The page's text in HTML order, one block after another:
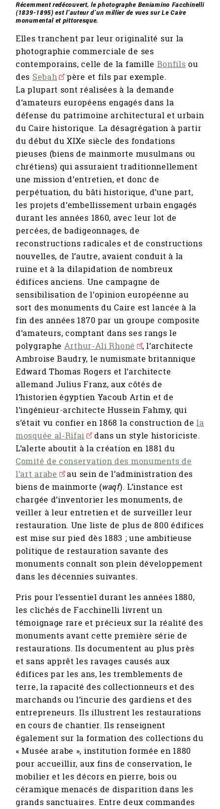
Récemment redécouvert, le photographe Beniamino Facchinelli
(1839-1895) est l’auteur d’un millier de vues sur Le Caire
monumental et pittoresque.
Elles tranchent par leur originalité sur la
photographie commerciale de ses
contemporains, celle de la famille Bonfils ou
des Sebah
père et fils par exemple.
La plupart sont réalisées à la demande
d’amateurs européens engagés dans la
défense du patrimoine architectural et urbain
du Caire historique. La désagrégation à partir
du début du XIXe siècle des fondations
pieuses (biens de mainmorte musulmans ou
chrétiens) qui assuraient traditionnellement
une mission d’entretien, et donc de
perpétuation, du bâti historique, d’une part,
les projets d’embellissement urbain engagés
durant les années 1860, avec leur lot de
percées, de badigeonnages, de
reconstructions radicales et de constructions
nouvelles, de l’autre, avaient conduit à la
ruine et à la dilapidation de nombreux
édifices anciens. Une campagne de
sensibilisation de l’opinion européenne au
sort des monuments du Caire est lancée à la
fin des années 1870 par un groupe composite
d’amateurs, comptant dans ses rangs le
polygraphe Arthur-Ali Rhoné
, l’architecte
Ambroise Baudry, le numismate britannique
Edward Thomas Rogers et l’architecte
allemand Julius Franz, aux côtés de
l’historien égyptien Yacoub Artin et de
l’ingénieur-architecte Hussein Fahmy, qui
s’était vu confier en 1868 la construction dela
mosquée al-Rifai
dans un style historiciste.
L’alerte aboutit à la création en 1881 du
Comité de conservation des monuments de
l’art arabe
au sein de l’administration des
biens de mainmorte (waqf). L’instance est
chargée d’inventorier les monuments, de
veiller à leur entretien et de surveiller leur
restauration. Une liste de plus de 800 édifices
est mise sur pied dès 1883 ; une ambitieuse
politique de restauration savante des
monuments connaît son plein développement
dans les décennies suivantes.
Pris pour l’essentiel durant les années 1880,
les clichés de Facchinelli livrent un
témoignage rare et précieux sur la réalité des
monuments avant cette première série de
restaurations. Ils documentent au plus près
et sans apprêt les ravages causés aux
édifices par les ans, les tremblements de
terre, la rapacité des collectionneurs et des
marchands ou l’incurie des gardiens et des
entrepreneurs. Ils illustrent les restaurations
en cours de chantier. Ils renseignent
également sur la formation des collections du
« Musée arabe », institution formée en 1880
pour accueillir, aux fins de conservation, le
mobilier et les décors en pierre, bois ou
céramique menacés de disparition dans les
grands sanctuaires. Entre deux commandes